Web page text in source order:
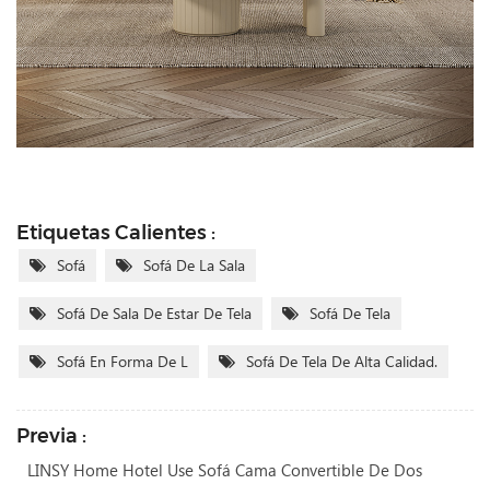
Etiquetas Calientes :
Sofá Sofá De La Sala
Sofá De Sala De Estar De Tela Sofá De Tela
Sofá En Forma De L Sofá De Tela De Alta Calidad.
Previa :
LINSY Home Hotel Use Sofá Cama Convertible De Dos